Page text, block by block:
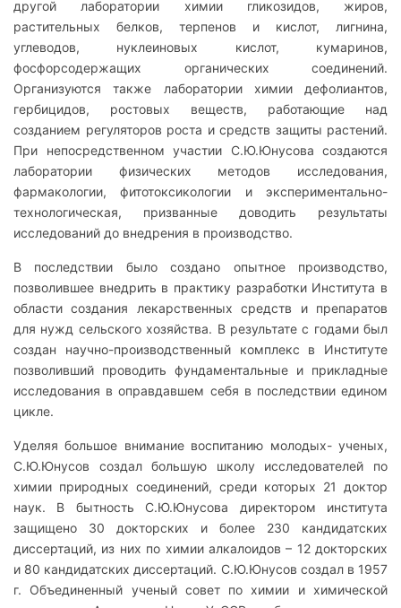
другой лаборатории химии гликозидов, жиров,
растительных белков, терпенов и кислот, лигнина,
углеводов, нуклеиновых кислот, кумаринов,
фосфорсодержащих органических соединений.
Организуются также лаборатории химии дефолиантов,
гербицидов, ростовых веществ, работающие над
созданием регуляторов роста и средств защиты растений.
При непосредственном участии С.Ю.Юнусова создаются
лаборатории физических методов исследования,
фармакологии, фитотоксикологии и экспериментально-
технологическая, призванные доводить результаты
исследований до внедрения в производство.
В последствии было создано опытное производство,
позволившее внедрить в практику разработки Института в
области создания лекарственных средств и препаратов
для нужд сельского хозяйства. В результате с годами был
создан научно-производственный комплекс в Институте
позволивший проводить фундаментальные и прикладные
исследования в оправдавшем себя в последствии едином
цикле.
Уделяя большое внимание воспитанию молодых- ученых,
С.Ю.Юнусов создал большую школу исследователей по
химии природных соединений, среди которых 21 доктор
наук. В бытность С.Ю.Юнусова директором института
защищено 30 докторских и более 230 кандидатских
диссертаций, из них по химии алкалоидов – 12 докторских
и 80 кандидатских диссертаций. С.Ю.Юнусов создал в 1957
г. Объединенный ученый совет по химии и химической